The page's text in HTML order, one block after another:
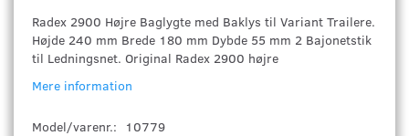
Radex 2900 Højre Baglygte med Baklys til Variant Trailere.
Højde 240 mm Brede 180 mm Dybde 55 mm 2 Bajonetstik
til Ledningsnet. Original Radex 2900 højre
Mere information
Model/varenr.:
10779